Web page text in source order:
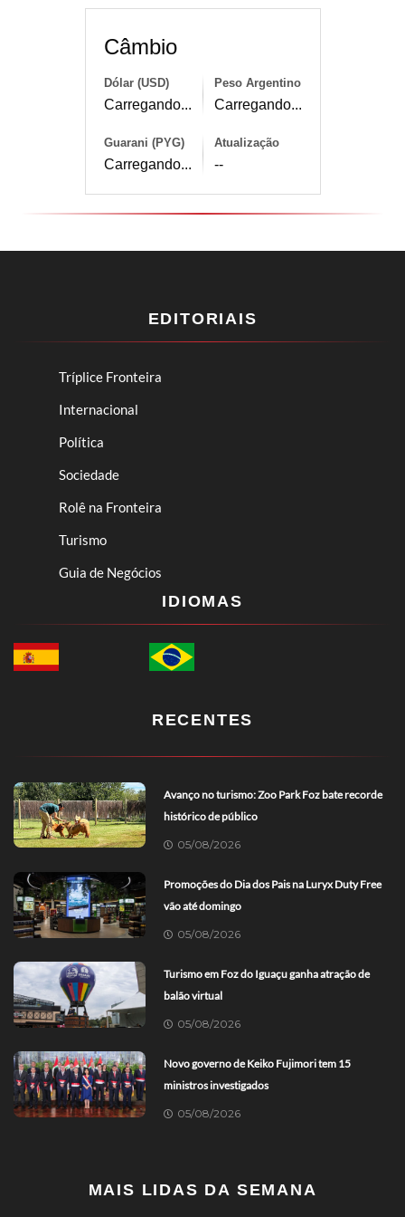
Câmbio
Dólar (USD)
Carregando...
Peso Argentino
Carregando...
Guarani (PYG)
Carregando...
Atualização
--
EDITORIAIS
Tríplice Fronteira
Internacional
Política
Sociedade
Rolê na Fronteira
Turismo
Guia de Negócios
IDIOMAS
RECENTES
Avanço no turismo: Zoo Park Foz bate recorde
histórico de público
05/08/2026
Promoções do Dia dos Pais na Luryx Duty Free
vão até domingo
05/08/2026
Turismo em Foz do Iguaçu ganha atração de
balão virtual
05/08/2026
Novo governo de Keiko Fujimori tem 15
ministros investigados
05/08/2026
MAIS LIDAS DA SEMANA